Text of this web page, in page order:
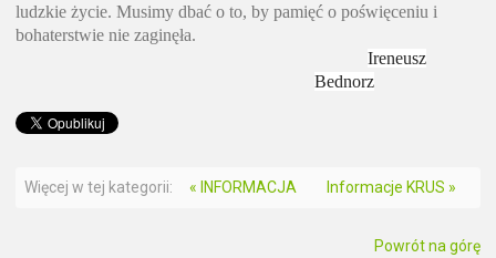
ludzkie życie. Musimy dbać o to, by pamięć o poświęceniu i
bohaterstwie nie zaginęła.
Ireneusz
Bednorz
Więcej w tej kategorii: « INFORMACJA Informacje KRUS »
Powrót na górę